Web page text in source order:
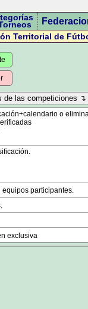
Territorial de
o
participantes.
exclusiva